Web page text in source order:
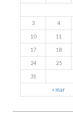
« mar
3 4
10 11
17 18
24 25
31